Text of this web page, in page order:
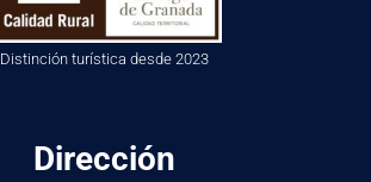
Distinción turística desde 2023
Dirección